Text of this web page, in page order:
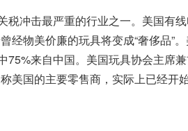
税冲击最严重的行业之一。美国有
经物美价廉的玩具将变成“奢侈品”
75%来自中国。美国玩具协会主席
美国的主要零售商，实际上已经开